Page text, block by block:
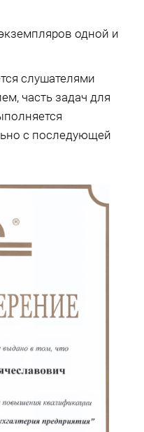
одной и
слушателями
часть задач для
с последующей